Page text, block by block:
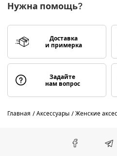
Нужна помощь?
Доставка
и примерка
Задайте
нам вопрос
Главная Аксессуары Женские